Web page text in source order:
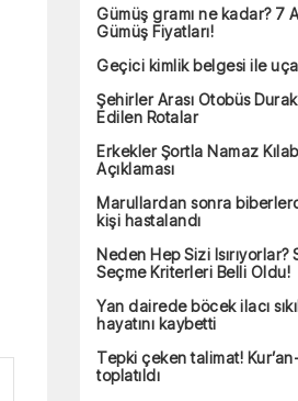
Gümüş gramı ne kadar? 7
Gümüş Fiyatları!
Geçici kimlik belgesi ile
Şehirler Arası Otobüs
Edilen Rotalar
Erkekler Şortla Namaz
Açıklaması
Marullardan sonra
kişi hastalandı
Neden Hep Sizi
Seçme Kriterleri Belli Oldu!
Yan dairede böcek ilacı
hayatını kaybetti
Tepki çeken talimat!
toplatıldı